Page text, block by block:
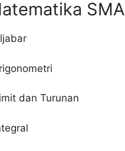
SMA
dan Turunan